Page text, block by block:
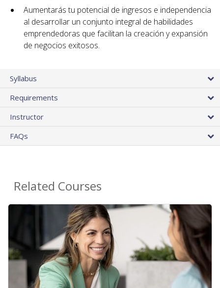
Aumentarás tu potencial de ingresos e independencia
al desarrollar un conjunto integral de habilidades
emprendedoras que facilitan la creación y expansión
de negocios exitosos.
Syllabus
Requirements
Instructor
FAQs
Related Courses